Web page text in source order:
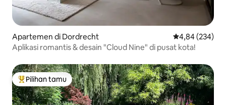
Apartemen di Dordrecht Nilai rata-rata
4,84 (234)
Aplikasi romantis & desain "Cloud Nine" di pusat kota!
Pilihan tamu terpopuler
Pilihan tamu